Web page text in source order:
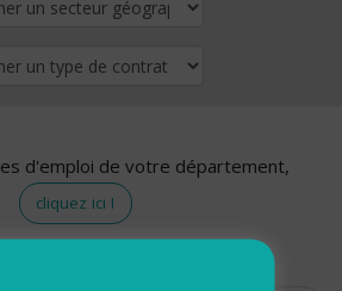
d'emploi de votre département,
cliquez ici !